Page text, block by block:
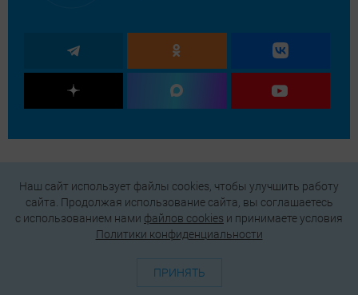
Наш сайт использует файлы cookies, чтобы улучшить работу
сайта. Продолжая использование сайта, вы соглашаетесь
c использованием нами файлов cookies и принимаете условия
Политики конфиденциальности
ПРИНЯТЬ